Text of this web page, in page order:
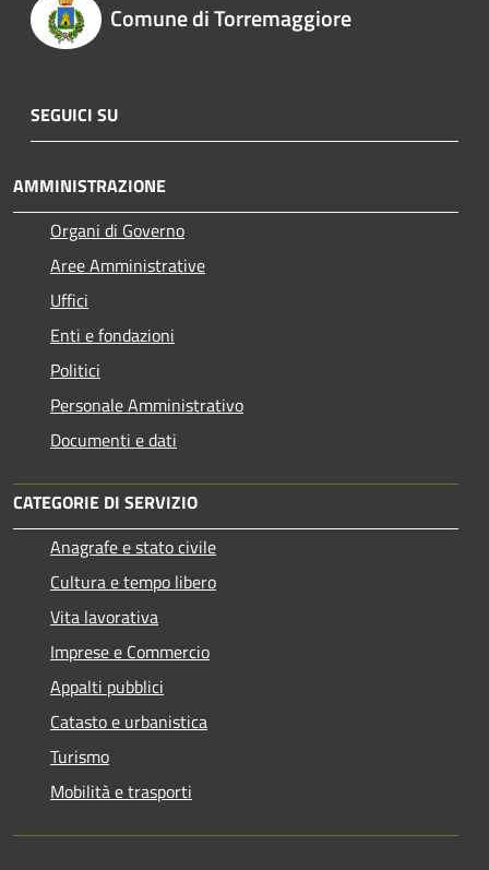
Comune di Torremaggiore
SEGUICI SU
AMMINISTRAZIONE
Organi di Governo
Aree Amministrative
Uffici
Enti e fondazioni
Politici
Personale Amministrativo
Documenti e dati
CATEGORIE DI SERVIZIO
Anagrafe e stato civile
Cultura e tempo libero
Vita lavorativa
Imprese e Commercio
Appalti pubblici
Catasto e urbanistica
Turismo
Mobilità e trasporti